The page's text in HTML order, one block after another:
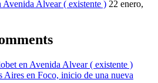
Avenida Alvear ( existente ) 22 enero,
en Avenida Alvear ( existente )
Aires en Foco, inicio de una nueva